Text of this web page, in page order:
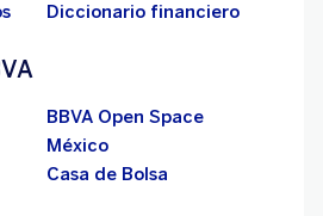
Diccionario financiero
BBVA Open Space
México
Casa de Bolsa